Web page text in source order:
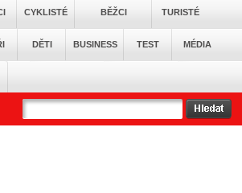
CYKLISTÉ BĚŽCI TURISTÉ
DĚTI BUSINESS TEST MÉDIA